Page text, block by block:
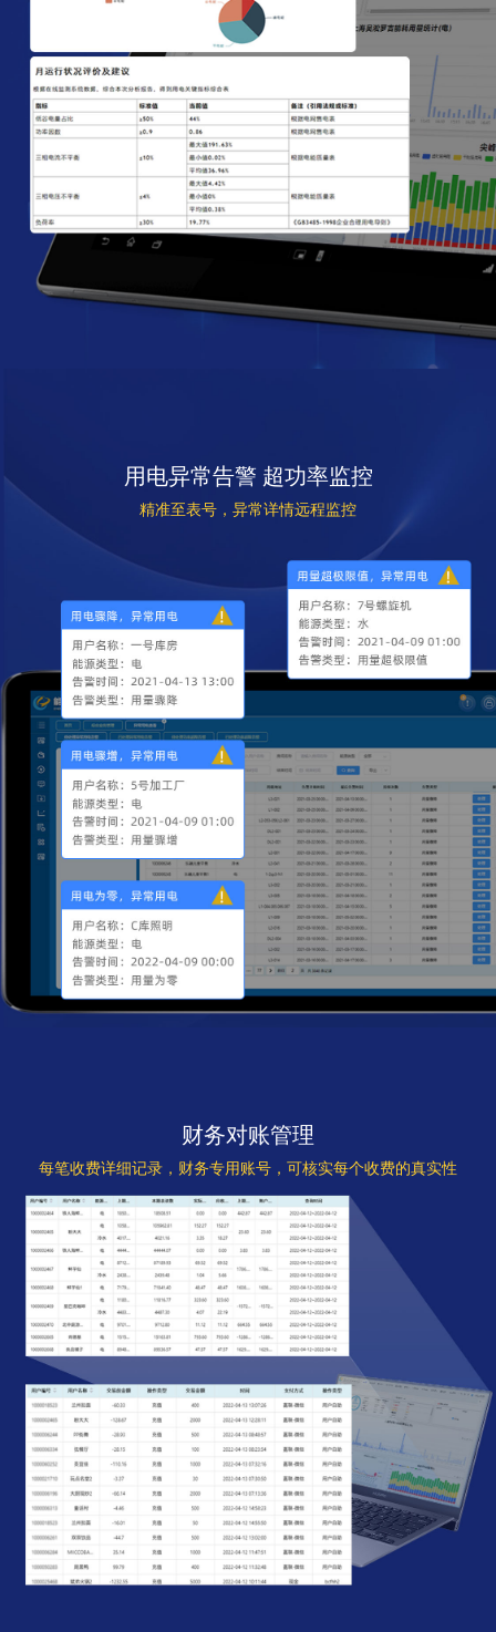
用电异常告警 超功率监控
精准至表号，异常详情远程监控
财务对账管理
每笔收费详细记录，财务专用账号，可核实每个收费的真实性